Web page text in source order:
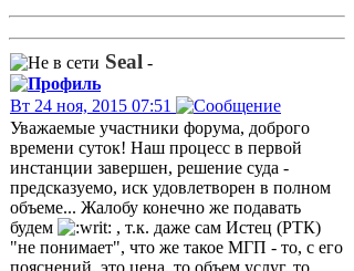
Seal -
Вт 24 ноя, 2015 07:51
Уважаемые участники форума, доброго
времени суток! Наш процесс в первой
инстанции завершен, решение суда -
предсказуемо, иск удовлетворен в полном
объеме... Жалобу конечно же подавать
будем
, т.к. даже сам Истец (РТК)
"не понимает", что же такое МГП - то, с его
пояснений, это цена, то объем услуг, то